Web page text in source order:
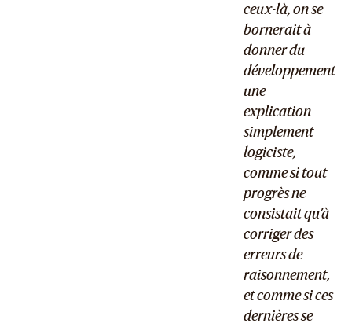
ceux-là, on se
bornerait à
donner du
développement
une
explication
simplement
logiciste,
comme si tout
progrès ne
consistait qu’à
corriger des
erreurs de
raisonnement,
et comme si ces
dernières se